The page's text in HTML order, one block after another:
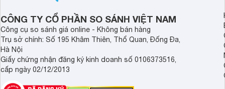
CÔNG TY CỔ PHẦN SO SÁNH VIỆT NAM
Công cụ so sánh giá online - Không bán hàng
Trụ sở chính: Số 195 Khâm Thiên, Thổ Quan, Đống Đa,
Hà Nội
Giấy chứng nhận đăng ký kinh doanh số 0106373516,
cấp ngày 02/12/2013